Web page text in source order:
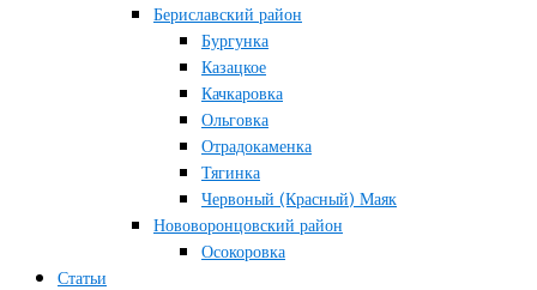
Бериславский район
Бургунка
Казацкое
Качкаровка
Ольговка
Отрадокаменка
Тягинка
Червоный (Красный) Маяк
Нововоронцовский район
Осокоровка
Статьи